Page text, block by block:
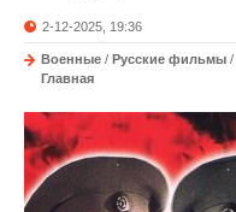
2-12-2025, 19:36
Военные / Русские фильмы /
Главная